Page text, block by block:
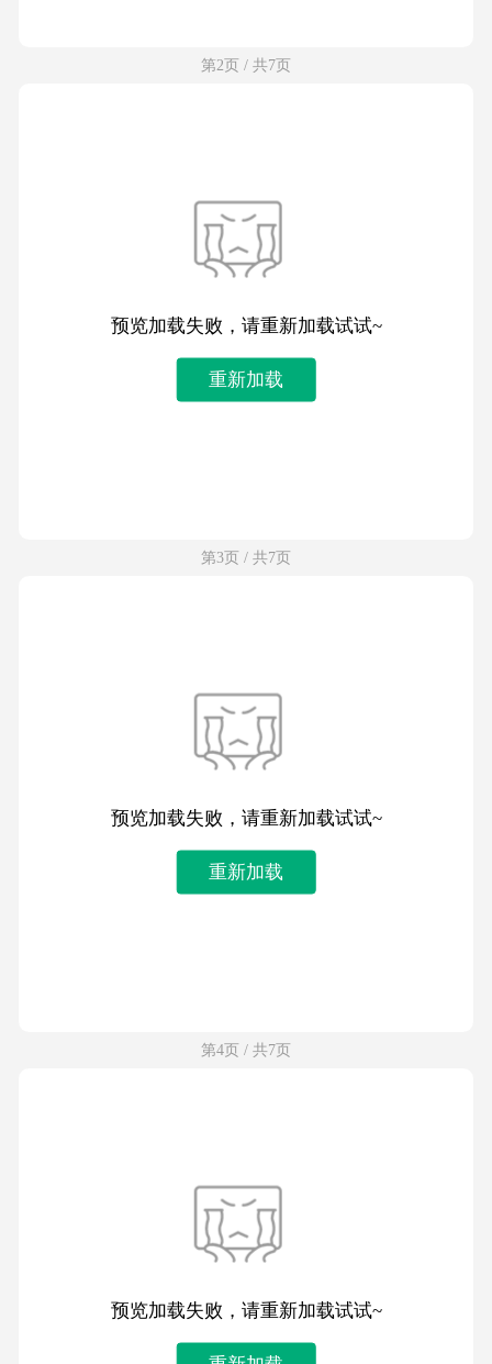
第2页 / 共7页
预览加载失败，请重新加载试试~
重新加载
第3页 / 共7页
预览加载失败，请重新加载试试~
重新加载
第4页 / 共7页
预览加载失败，请重新加载试试~